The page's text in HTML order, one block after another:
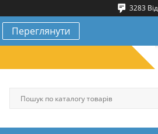
3283
Переглянути